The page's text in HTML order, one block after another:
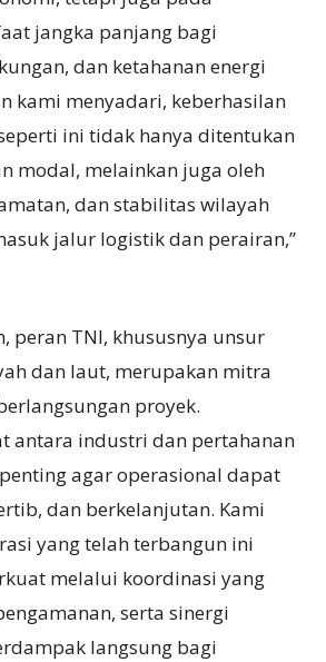
jangka panjang bagi
dan ketahanan energi
kami menyadari, keberhasilan
ini tidak hanya ditentukan
modal, melainkan juga oleh
dan stabilitas wilayah
jalur logistik dan perairan,”
peran TNI, khususnya unsur
dan laut, merupakan mitra
proyek.
antara industri dan pertahanan
agar operasional dapat
dan berkelanjutan. Kami
yang telah terbangun ini
melalui koordinasi yang
serta sinergi
langsung bagi